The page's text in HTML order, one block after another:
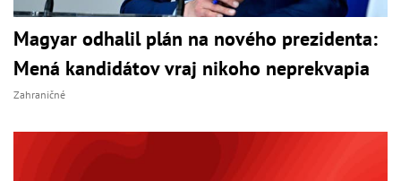
Magyar odhalil plán na nového prezidenta:
Mená kandidátov vraj nikoho neprekvapia
Zahraničné